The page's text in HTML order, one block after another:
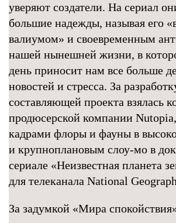
уверяют создатели. На сериал
большие надежды, называя его
валиумом» и своевременным
нашей нынешней жизни, в
день приносит нам все больше
новостей и стресса. За
составляющей проекта взялась
продюсерской компании Nutopia,
кадрами флоры и фауны в
и крупноплановым слоу-мо в
сериале «Неизвестная планета
для телеканала National
За задумкой «Мира